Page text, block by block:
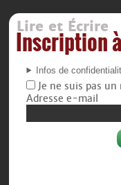
Lire et Écrire
Inscription
Infos de
Je ne suis pas un
Adresse e-mail